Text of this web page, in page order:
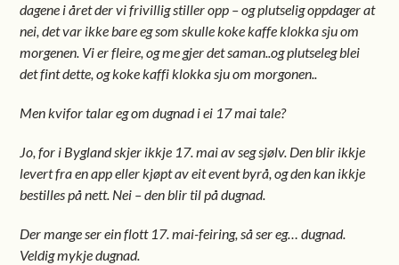
dagene i året der vi frivillig stiller opp – og plutselig oppdager at
nei, det var ikke bare eg som skulle koke kaffe klokka sju om
morgenen. Vi er fleire, og me gjer det saman..og plutseleg blei
det fint dette, og koke kaffi klokka sju om morgonen..
Men kvifor talar eg om dugnad i ei 17 mai tale?
Jo, for i Bygland skjer ikkje 17. mai av seg sjølv. Den blir ikkje
levert fra en app eller kjøpt av eit event byrå, og den kan ikkje
bestilles på nett. Nei – den blir til på dugnad.
Der mange ser ein flott 17. mai-feiring, så ser eg… dugnad.
Veldig mykje dugnad.